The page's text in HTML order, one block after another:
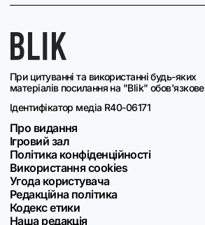
При цитуванні та використанні будь-яких
матеріалів посилання на "Blik" обов'язкове
Ідентифікатор медіа R40-06171
Про видання
Ігровий зал
Політика конфіденційності
Використання cookies
Угода користувача
Редакційна політика
Кодекс етики
Наша редакція